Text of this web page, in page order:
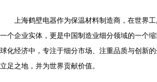
上海鹤壁电器作为保温材料制造商，在世界
一个企业实体，更是中国制造业细分领域的一个
球化经济中，专注于细分市场、注重品质与创新
立足之地，并为世界贡献价值。